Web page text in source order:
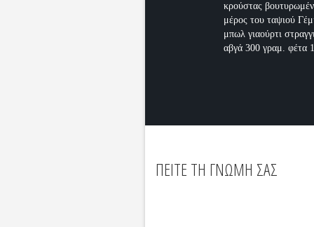
κρούστας
μέρος του ταψιού
μπωλ γιαούρτι
αβγά 300 γραμ. φέτα
ΠΕΙΤΕ ΤΗ ΓΝΩΜΗ ΣΑΣ